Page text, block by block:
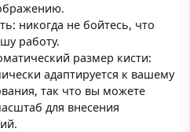
никогда не бойтесь, что
работу.
размер кисти:
адаптируется к вашему
так что вы можете
для внесения